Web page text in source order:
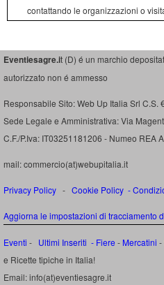
contattando le organizzazioni o
Eventiesagre.it (D) é un marchio
autorizzato non é ammesso
Responsabile Sito: Web Up Italia Srl C.S.
Sede Legale e Amministrativa: Via
C.F./P.Iva: IT03251181206 - Numeo REA
mail: commercio(at)webupitalia.it
Privacy Policy - Cookie Policy -
Aggiorna le impostazioni di tracciamento
Eventi - Ultimi Inseriti - Fiere - Mercatini -
e Ricette tipiche in Italia!
Email: info(at)eventiesagre.it